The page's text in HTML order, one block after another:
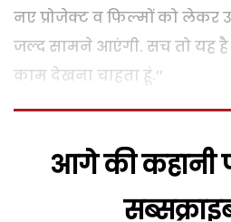
नए प्रोजेक्ट व फिल्मों को लेकर
जल्द सामने आएंगी. सच तो यह है
काम देखना चाहता हूं.’’
आगे की कहानी